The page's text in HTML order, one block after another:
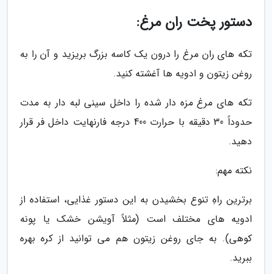
دستور پخت ران مرغ:
تکه های ران مرغ را درون یک کاسه بزرگ بریزید و آن را به
روغن زیتون و ادویه ها آغشته کنید.
تکه های مرغ مزه دار شده را داخل سینی لبه دار به مدت
حدوداً 30 دقیقه با حرارت 400 درجه فارنهایت داخل فر قرار
دهید.
نکته مهم:
برترین راهِ تنوع بخشیدن به این دستور غذایی، استفاده از
ادویه های مختلف است (مثلاً آویشن خشک یا پونه
کوهی). به جای روغن زیتون هم می توانید از کره بهره
ببرید.